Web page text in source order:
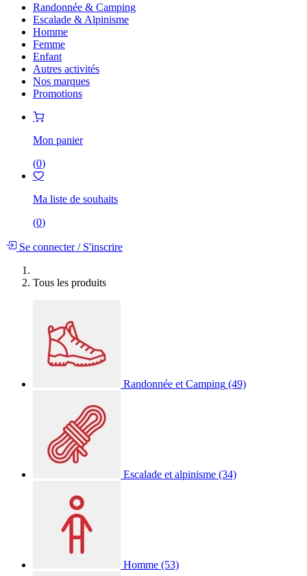
Randonnée & Camping
Escalade & Alpinisme
Homme
Femme
Enfant
Autres activités
Nos marques
Promotions
Mon panier
(0)
Ma liste de souhaits
(0)
Se connecter/S'inscrire
Tous les produits
Randonnée et Camping (49)
Escalade et alpinisme (34)
Homme (53)